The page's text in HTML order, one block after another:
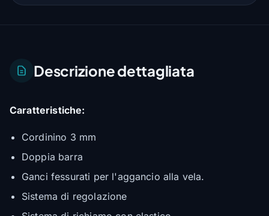
Descrizione dettagliata
Caratteristiche:
Cordinino 3 mm
Doppia barra
Ganci fessurati per l'aggancio alla vela.
Sistema di regolazione